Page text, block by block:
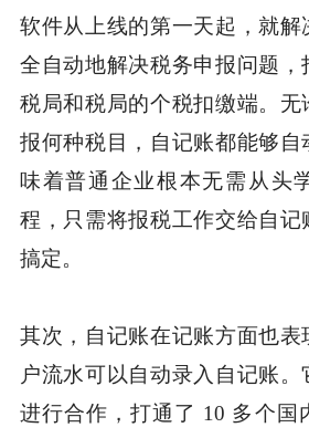
软件从上线的第一天起，就解
全自动地解决税务申报问题，
税局和税局的个税扣缴端。无
报何种税目，自记账都能够自
味着普通企业根本无需从头
程，只需将报税工作交给自
搞定。
其次，自记账在记账方面也表
户流水可以自动录入自记账
进行合作，打通了 10 多个国